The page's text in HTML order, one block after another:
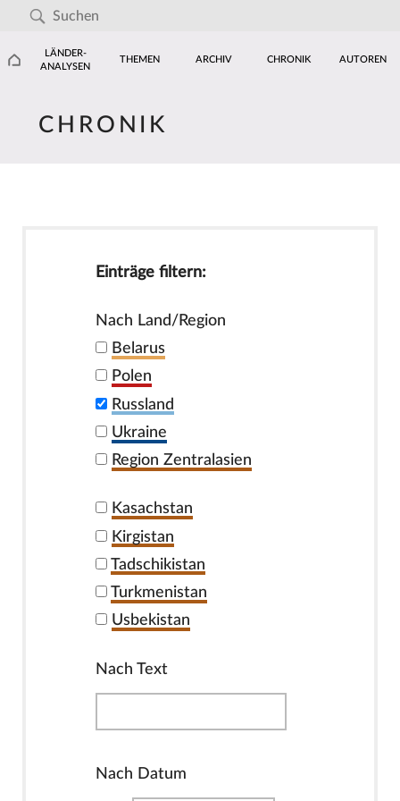
LÄNDER-
ANALYSEN
THEMEN ARCHIV CHRONIK AUTOREN
CHRONIK
Einträge filtern:
Nach Land/Region
Belarus
Polen
Russland
Ukraine
Region Zentralasien
Kasachstan
Kirgistan
Tadschikistan
Turkmenistan
Usbekistan
Nach Text
Nach Datum